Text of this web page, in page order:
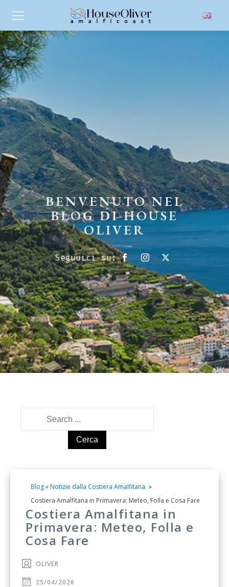
BENVENUTO NEL
BLOG DI HOUSE
OLIVER
Seguuici su:
Blog » Notizie dalla Costiera Amalfitana »
Costiera Amalfitana in Primavera: Meteo, Folla e Cosa Fare
Costiera Amalfitana in
Primavera: Meteo, Folla e
Cosa Fare
OLIVER
25/04/2026